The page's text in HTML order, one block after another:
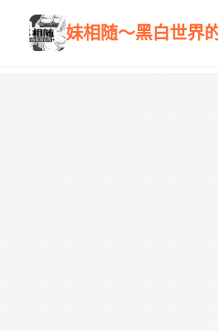
妹相随～黑白世界